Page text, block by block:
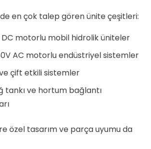
en çok talep gören ünite çeşitleri:
DC motorlu mobil hidrolik üniteler
AC motorlu endüstriyel sistemler
çift etkili sistemler
tankı ve hortum bağlantı
özel tasarım ve parça uyumu da